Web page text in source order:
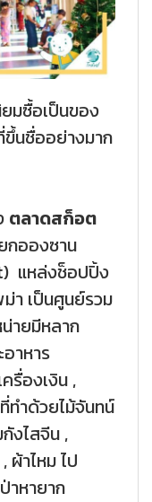
มซื้อเป็นของ
ขึ้นชื่ออย่างมาก
ตลาดสก็อต
กอองซาน
แหล่งช็อปปิ้ง
า เป็นศูนย์รวม
ายมีหลาก
าหาร
รื่องเงิน ,
ำด้วยไม้จันทน์
งไสจีน ,
ผ้าไหม ไป
าหายาก